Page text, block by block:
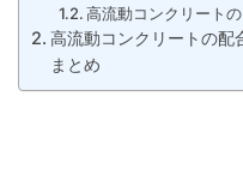
高流動コンクリート
高流動コンクリートの配
まとめ